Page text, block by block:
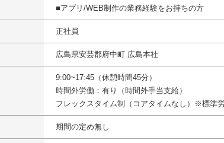
■アプリ/WEB制作の業務経験をお持ちの方
正社員
広島県安芸郡府中町 広島本社
9:00~17:45（休憩時間45分）
時間外労働：有り（時間外手当支給）
フレックスタイム制（コアタイムなし）※標準
期間の定め無し